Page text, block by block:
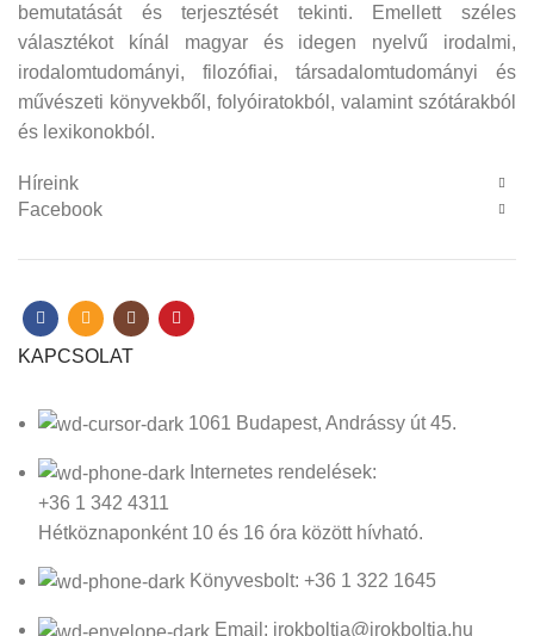
bemutatását és terjesztését tekinti. Emellett széles
választékot kínál magyar és idegen nyelvű irodalmi,
irodalomtudományi, filozófiai, társadalomtudományi és
művészeti könyvekből, folyóiratokból, valamint szótárakból
és lexikonokból.
Híreink
Facebook
KAPCSOLAT
1061 Budapest, Andrássy út 45.
Internetes rendelések:
+36 1 342 4311
Hétköznaponként 10 és 16 óra között hívható.
Könyvesbolt: +36 1 322 1645
Email: irokboltja@irokboltja.hu